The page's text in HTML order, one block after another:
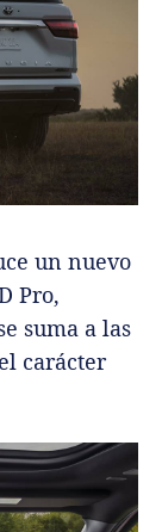
un nuevo
Pro,
suma a las
carácter